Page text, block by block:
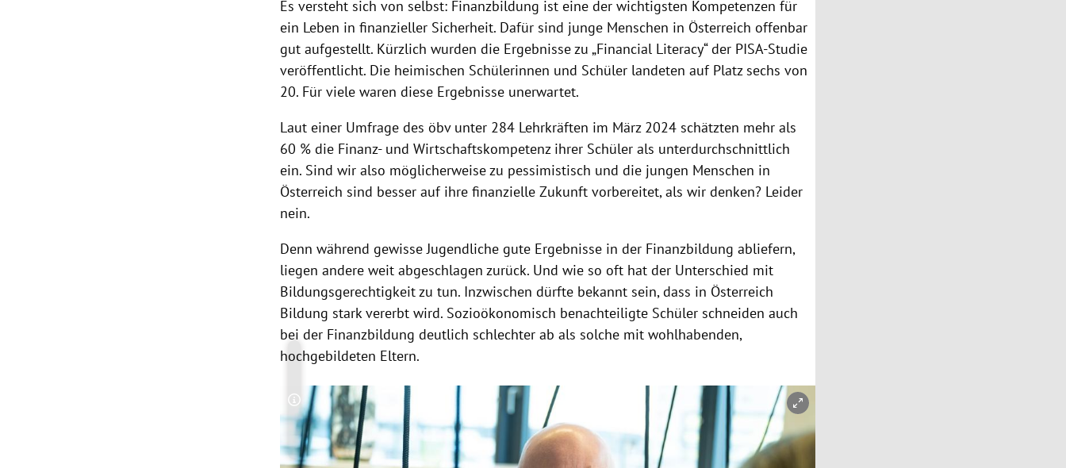
Es versteht sich von selbst: Finanzbildung ist eine der wichtigsten Kompetenzen für
ein Leben in finanzieller Sicherheit. Dafür sind junge Menschen in Österreich offenbar
gut aufgestellt. Kürzlich wurden die Ergebnisse zu „Financial Literacy“ der PISA-Studie
veröffentlicht. Die heimischen Schülerinnen und Schüler landeten auf Platz sechs von
20. Für viele waren diese Ergebnisse unerwartet.
Laut einer Umfrage des öbv unter 284 Lehrkräften im März 2024 schätzten mehr als
60 % die Finanz- und Wirtschaftskompetenz ihrer Schüler als unterdurchschnittlich
ein. Sind wir also möglicherweise zu pessimistisch und die jungen Menschen in
Österreich sind besser auf ihre finanzielle Zukunft vorbereitet, als wir denken? Leider
nein.
Denn während gewisse Jugendliche gute Ergebnisse in der Finanzbildung abliefern,
liegen andere weit abgeschlagen zurück. Und wie so oft hat der Unterschied mit
Bildungsgerechtigkeit zu tun. Inzwischen dürfte bekannt sein, dass in Österreich
Bildung stark vererbt wird. Sozioökonomisch benachteiligte Schüler schneiden auch
bei der Finanzbildung deutlich schlechter ab als solche mit wohlhabenden,
hochgebildeten Eltern.
Copyright-Hinweis öffnen/schließen